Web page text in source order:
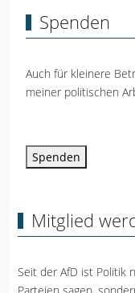
Spenden
Auch für kleinere
meiner politischen
Spenden
Mitglied
Seit der AfD ist Politik